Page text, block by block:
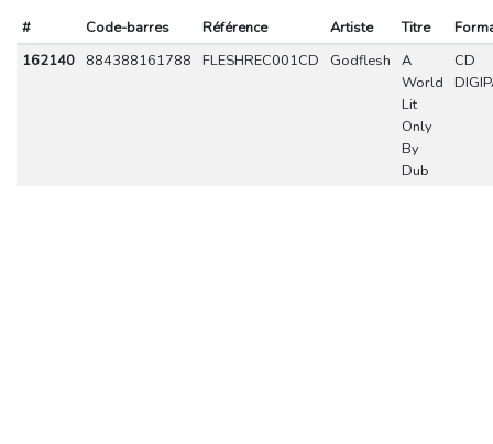
# Code-barres Référence Artiste Titre
162140
884388161788 FLESHREC001CD Godflesh
A
World
Lit
Only
By
Dub
CD